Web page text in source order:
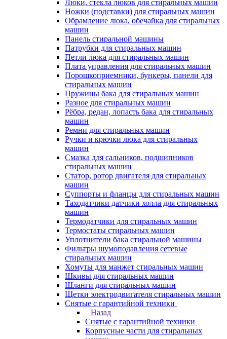
Люки, стекла люков для стиральных машин
Ножки (подставки) для стиральных машин
Обрамление люка, обечайка для стиральных
машин
Панель стиральной машины
Патрубки для стиральных машин
Петли люка для стиральных машин
Плата управления для стиральных машин
Порошкоприемники, бункеры, панели для
стиральных машин
Пружины бака для стиральных машин
Разное для стиральных машин
Рёбра, редан, лопасть бака для стиральных
машин
Ремни для стиральных машин
Ручки и крючки люка для стиральных
машин
Смазка для сальников, подшипников
стиральных машин
Статор, ротор двигателя для стиральных
машин
Суппорты и фланцы для стиральных машин
Таходатчики датчики холла для стиральных
машин
Термодатчики для стиральных машин
Термостаты стиральных машин
Уплотнители бака стиральной машины
Фильтры шумоподавления сетевые
стиральных машин
Хомуты для манжет стиральных машин
Шкивы для стиральных машин
Шланги для стиральных машин
Щетки электродвигателя стиральных машин
Снятые с гарантийной техники
Назад
Снятые с гарантийной техники
Корпусные части для стиральных